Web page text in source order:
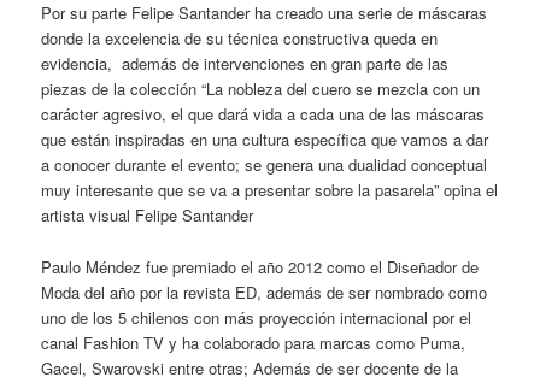
Por su parte Felipe Santander ha creado una serie de máscaras
donde la excelencia de su técnica constructiva queda en
evidencia, además de intervenciones en gran parte de las
piezas de la colección “La nobleza del cuero se mezcla con un
carácter agresivo, el que dará vida a cada una de las máscaras
que están inspiradas en una cultura específica que vamos a dar
a conocer durante el evento; se genera una dualidad conceptual
muy interesante que se va a presentar sobre la pasarela” opina el
artista visual Felipe Santander
Paulo Méndez fue premiado el año 2012 como el Diseñador de
Moda del año por la revista ED, además de ser nombrado como
uno de los 5 chilenos con más proyección internacional por el
canal Fashion TV y ha colaborado para marcas como Puma,
Gacel, Swarovski entre otras; Además de ser docente de la